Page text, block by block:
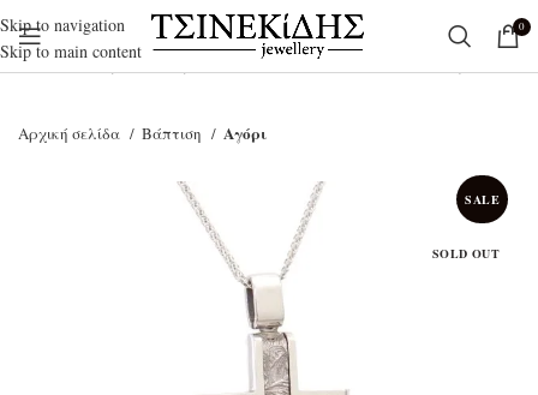
Skip to navigation
Skip to main content
0
Αρχική σελίδα Βάπτιση Αγόρι
SALE
SOLD OUT
Ξεκινήστε να γράφετε για να βρείτε τα προϊόντα που αναζητάτε.